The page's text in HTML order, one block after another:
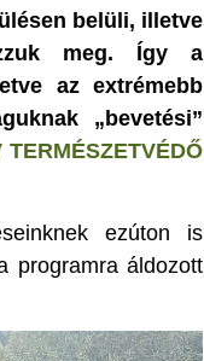
belüli, illetve
meg. Így a
az extrémebb
„bevetési”
ezúton is
programra áldozott